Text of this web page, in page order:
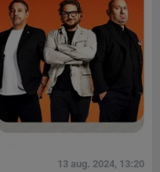
13 aug. 2024, 13:20